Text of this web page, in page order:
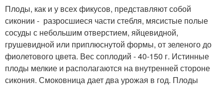
Плоды, как и у всех фикусов, представляют собой
сиконии - разросшиеся части стебля, мясистые полые
сосуды с небольшим отверстием, яйцевидной,
грушевидной или приплюснутой формы, от зеленого до
фиолетового цвета. Вес соплодий - 40-150 г. Истинные
плоды мелкие и располагаются на внутренней стороне
сикония. Смоковница дает два урожая в год. Плоды